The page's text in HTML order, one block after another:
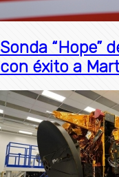
Sonda “Hope”
con éxito a